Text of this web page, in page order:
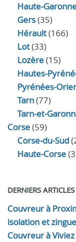
Haute-
Gers(35)
Hérault(166)
Lot(33)
Lozère(15)
Hautes-
Pyrénées-
Tarn(77)
Tarn-et-
Corse(59)
Corse-du-Sud
Haute-Corse
DERNIERS ARTICLES
Couvreur à
isolation et
Couvreur à